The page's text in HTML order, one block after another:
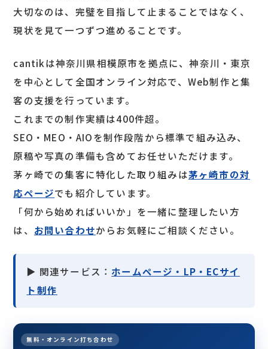
大切なのは、完璧を目指して止まることではなく、
現状を見て一つずつ進めることです。
cantikは神奈川県相模原市を拠点に、神奈川・東京
を中心として全国オンライン対応で、Web制作と集
客の支援を行っています。
これまでの制作実績は400件超。
SEO・MEO・AIOを制作段階から標準で組み込み、
原稿や写真の準備も含めてお任せいただけます。
茅ヶ崎での集客に特化した取り組みは茅ヶ崎市の対
応ページでも紹介しています。
「何から始めればいいか」を一緒に整理したい方
は、 お問い合わせからお気軽にご相談ください。
▶ 関連サービス： ホームページ・LP・ECサイ
ト制作
無料・オンライン打ち合わせ